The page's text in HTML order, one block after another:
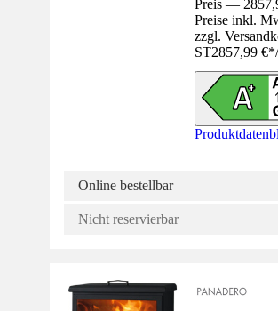
Preis —
Preise inkl.
zzgl.
ST2857,99 €*
Online bestellbar
Nicht reservierbar